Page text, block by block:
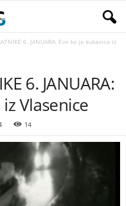
6. JANUARA: Evo ko je kukavica iz
6. JANUARA:
Vlasenice
14